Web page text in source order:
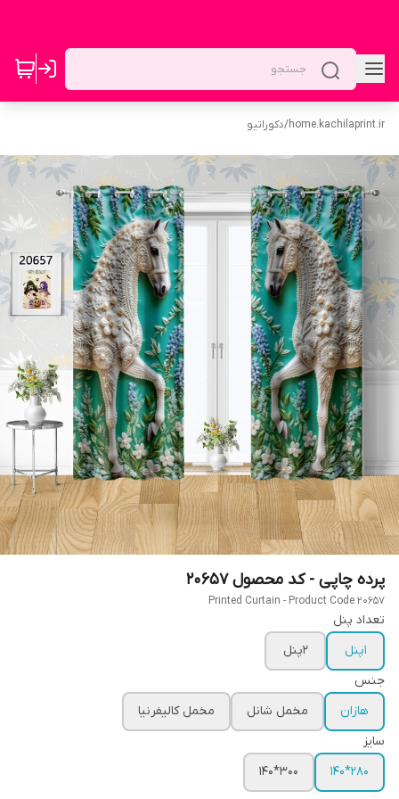
home.kachilaprint.ir
/دکوراتیو
پرده چاپی - کد محصول 20657
Printed Curtain - Product Code 20657
تعداد پنل
1پنل
2پنل
جنس
هازان
مخمل شانل
مخمل کالیفرنیا
سایز
280*140
300*140